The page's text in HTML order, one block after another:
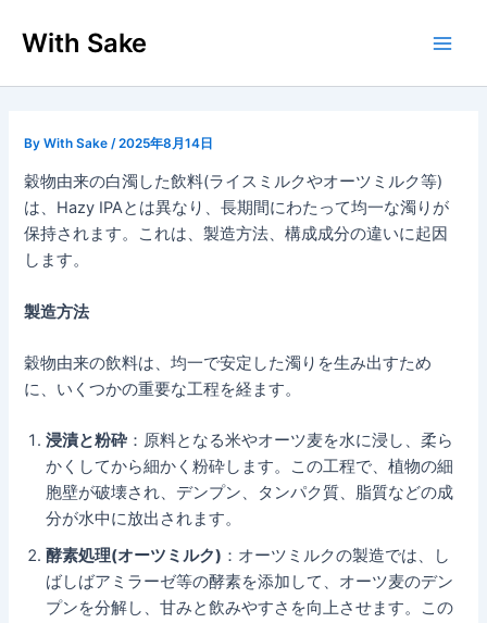
ス
With Sake
ByWith Sake /2025年8月14日
穀物由来の白濁した飲料(ライスミルクやオーツミルク等)
は、Hazy IPAとは異なり、長期間にわたって均一な濁りが
保持されます。これは、製造方法、構成成分の違いに起因
します。
製造方法
穀物由来の飲料は、均一で安定した濁りを生み出すため
に、いくつかの重要な工程を経ます。
浸漬と粉砕 ：原料となる米やオーツ麦を水に浸し、柔ら
かくしてから細かく粉砕します。この工程で、植物の細
胞壁が破壊され、デンプン、タンパク質、脂質などの成
分が水中に放出されます。
酵素処理(オーツミルク) ：オーツミルクの製造では、し
ばしばアミラーゼ等の酵素を添加して、オーツ麦のデン
プンを分解し、甘みと飲みやすさを向上させます。この